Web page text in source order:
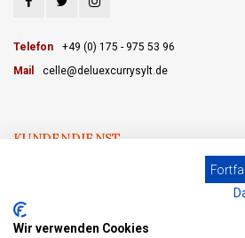
Telefon
+49 (0) 175 - 975 53 96
Mail
celle@deluexcurrysylt.de
KUNDENDIENST
MEIN KONTO
Wir verwenden Cookies